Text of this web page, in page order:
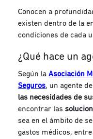
Conocen a
existen dentro de la
condiciones de cada
¿Qué hace un
Según laAsociación
Seguros, un agente
las necesidades de
encontrar las
sea en el ámbito de
gastos médicos,